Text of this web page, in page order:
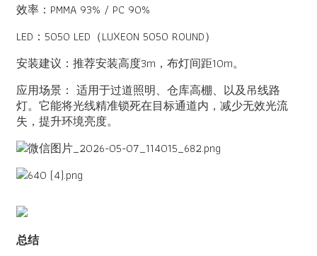
效率：PMMA 93% / PC 90%
LED：5050 LED（LUXEON 5050 ROUND）
安装建议：推荐安装高度3m，布灯间距10m。
应用场景： 适用于过道照明、仓库高棚、以及吊线路
灯。它能将光线精准锁死在目标通道内，减少无效光流
失，提升环境亮度。
总结